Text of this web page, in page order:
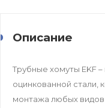
Описание
Трубные хомуты EKF
оцинкованной стали,
монтажа любых